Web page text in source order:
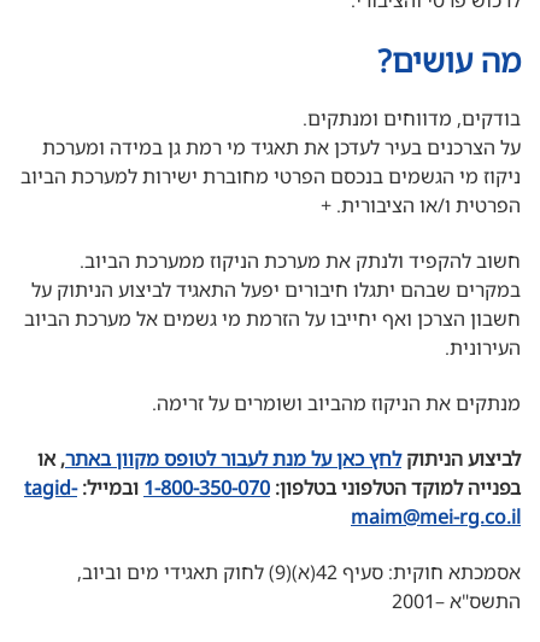
מה עושים?
בודקים, מדווחים ומנתקים.
על הצרכנים בעיר לעדכן את תאגיד מי רמת גן במידה ומערכת
ניקוז מי הגשמים בנכסם הפרטי מחוברת ישירות למערכת הביוב
הפרטית ו/או הציבורית. +
חשוב להקפיד ולנתק את מערכת הניקוז ממערכת הביוב.
במקרים שבהם יתגלו חיבורים יפעל התאגיד לביצוע הניתוק על
חשבון הצרכן ואף יחייבו על הזרמת מי גשמים אל מערכת הביוב
העירונית.
מנתקים את הניקוז מהביוב ושומרים על זרימה.
לביצוע הניתוקלחץ כאן על מנת לעבור לטופס מקוון באתר, או
בפנייה למוקד הטלפוני בטלפון: 1-800-350-070 ובמייל:tagid-
maim@mei-rg.co.il
אסמכתא חוקית: סעיף 42(א)(9) לחוק תאגידי מים וביוב,
התשס"א –2001